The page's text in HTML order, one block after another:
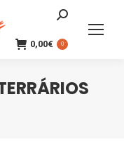
Search:
0,00€ 0